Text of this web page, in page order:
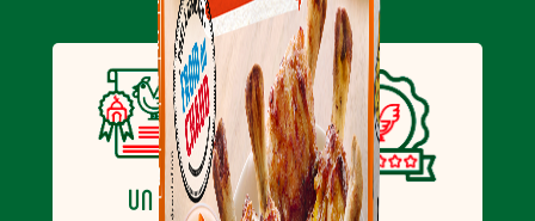
Fibres alimentaires
Protéines
1.2 g
un